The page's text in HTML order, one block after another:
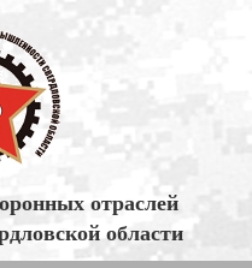
отраслей
области